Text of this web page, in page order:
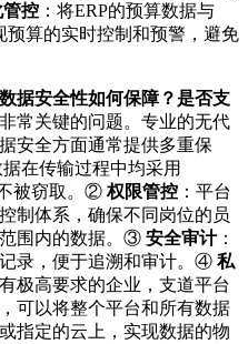
控 ：将ERP的预算数据与
算的实时控制和预警，避免
据安全性如何保障？是否支
常关键的问题。专业的无代
据安全方面通常提供多重保
据在传输过程中均采用
不被窃取。②权限管控 ：平台
制体系，确保不同岗位的员
围内的数据。③ 安全审计：
录，便于追溯和审计。④ 私
极高要求的企业，支道平台
可以将整个平台和所有数据
指定的云上，实现数据的物